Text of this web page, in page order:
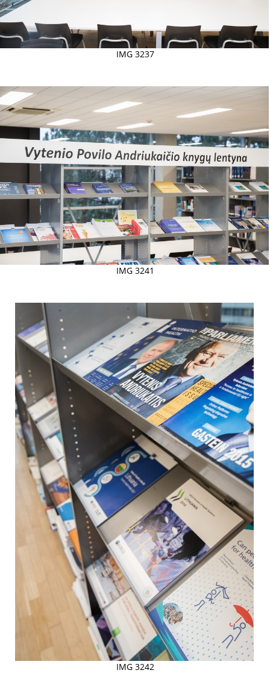
IMG 3237
IMG 3241
IMG 3242